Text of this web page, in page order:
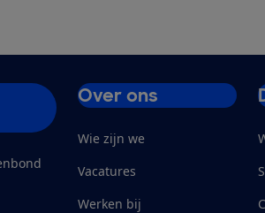
Over ons
Wie zijn we
Vacatures
Werken bij